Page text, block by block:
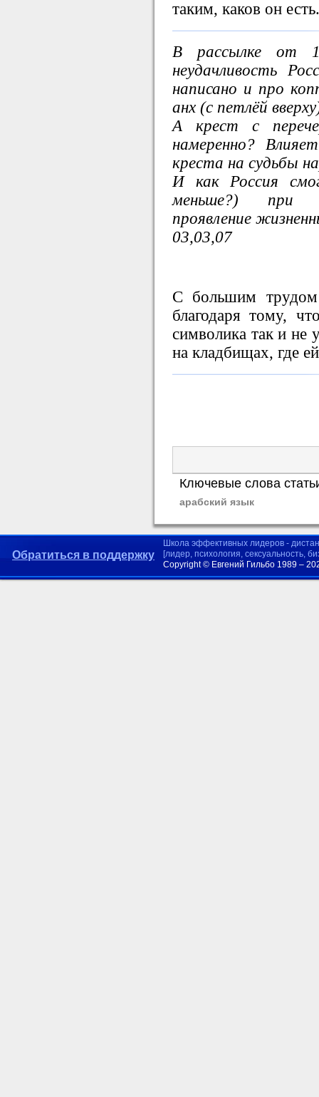
таким, каков он есть.
В рассылке от
неудачливость
написано и про
анх (с петлёй
А крест с
намеренно?
креста на судьбы
И как Россия
меньше?) при
проявление
03,03,07
С большим
благодаря тому,
символика так и не
на кладбищах, где
Ключевые слова
арабский язык
Обратиться в поддержку
Школа эффективных лидеров -
[лидер, психология, сексуальность,
Copyright © Евгений Гильбо 1989 –